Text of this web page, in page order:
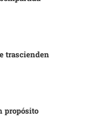
trascienden
propósito